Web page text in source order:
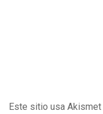
Este sitio usa Akismet